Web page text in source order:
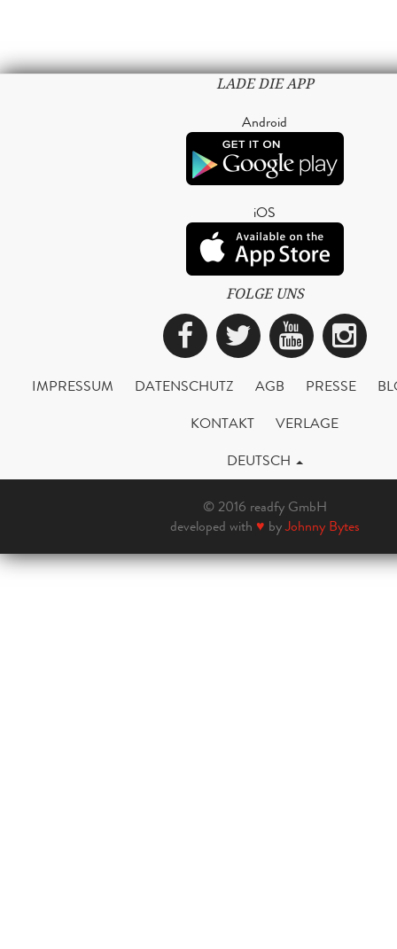
LADE DIE APP
Android
iOS
FOLGE UNS
Facebook
Twitter
IMPRESSUM DATENSCHUTZ AGB PRESSE
KONTAKT
VERLAGE
DEUTSCH
© 2016 readfy GmbH
developed with ♥ byJohnny Bytes